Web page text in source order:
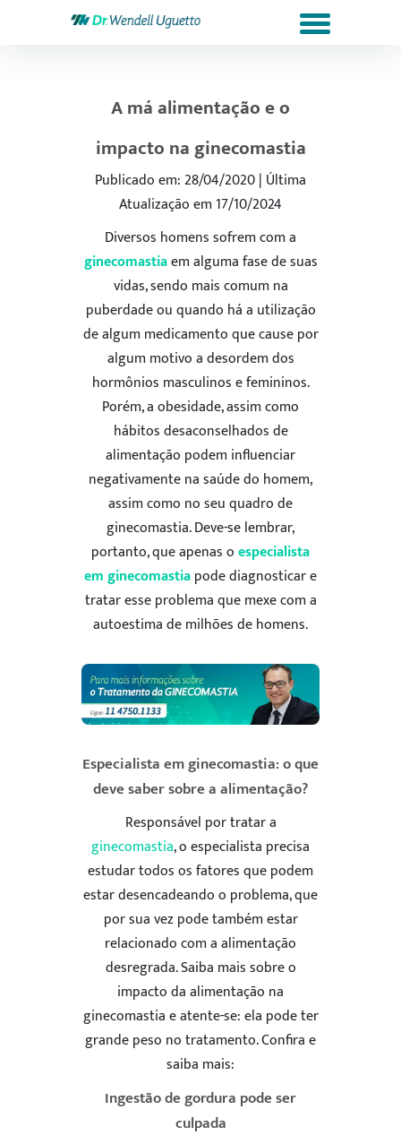
A má alimentação e o
impacto na ginecomastia
Publicado em: 28/04/2020 | Última
Atualização em 17/10/2024
Diversos homens sofrem com a
ginecomastiaem alguma fase de suas
vidas, sendo mais comum na
puberdade ou quando há a utilização
de algum medicamento que cause por
algum motivo a desordem dos
hormônios masculinos e femininos.
Porém, a obesidade, assim como
hábitos desaconselhados de
alimentação podem influenciar
negativamente na saúde do homem,
assim como no seu quadro de
ginecomastia. Deve-se lembrar,
portanto, que apenas oespecialista
em ginecomastiapode diagnosticar e
tratar esse problema que mexe com a
autoestima de milhões de homens.
Especialista em ginecomastia: o que
deve saber sobre a alimentação?
Responsável por tratar a
ginecomastia, o especialista precisa
estudar todos os fatores que podem
estar desencadeando o problema, que
por sua vez pode também estar
relacionado com a alimentação
desregrada. Saiba mais sobre o
impacto da alimentação na
ginecomastia e atente-se: ela pode ter
grande peso no tratamento. Confira e
saiba mais:
Ingestão de gordura pode ser
culpada